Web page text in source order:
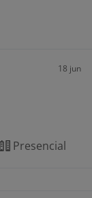
18 jun
Presencial